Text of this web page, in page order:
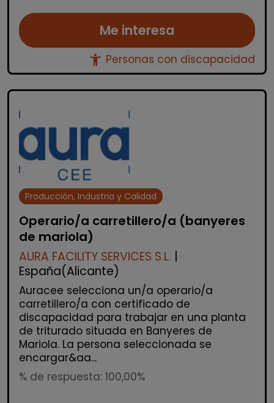
Me interesa
accessibility_new Personas con discapacidad
Producción, Industria y Calidad
Operario/a carretillero/a (banyeres
de mariola)
AURA FACILITY SERVICES S.L.
España(Alicante)
Auracee selecciona un/a operario/a
carretillero/a con certificado de
discapacidad para trabajar en una planta
de triturado situada en Banyeres de
Mariola. La persona seleccionada se
encargar&aa...
% de respuesta: 100,00%